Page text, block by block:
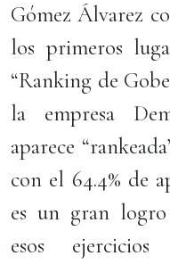
Gómez Álvarez
los primeros
“Ranking de
la empresa
aparece
con el 64.4% de
es un gran
esos